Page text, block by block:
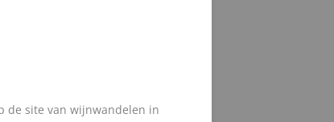
de site van wijnwandelen in